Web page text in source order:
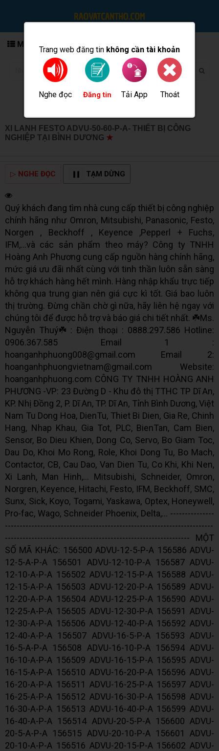
Trang web đăng tin không cần tài khoản
Nghe đọc Đăng tin Tải App Thoát
MENU
XI LANH FESTO ADVU-50-60-P-A- THIẾT BỊ CÔNG
NGHIỆP TẠI BÌNH DƯƠNG ★
▷ NGHE ĐỌC TẠM DỪNG
Quý khách đang tìm nhà cung cấp thiết bị công nghiệp
chính hãng như Omron, Mitsubishi, Panasonic, Festo,
Norgen , Beckhoff , Keyence ,Pepperl + Fuchs,
IFM,...và các sản phẩm theo máy? Công ty TNHH
Hoàng Anh Phương cung cấp nguồn hàng chính hãng,
mức giá ưu đãi nhất cùng với tinh thần luôn sẵn sàng
hỗ trợ khách hàng hết mình. Hàng nhập khẩu trực tiếp
không qua trung gian nên giá cực kì tốt. Giá bao luôn
thị trường. Đừng chần chờ gì nữa, hãy liên hệ ngay với
chúng tôi để được hỗ trợ và báo giá chi tiết nhất. ☘️Ms.
Nguyễn Thuý☘️ : Điện thoại : 0888.297.586 Hotline:
0906.367.585 Email 1 :
hoanganhphuong008@gmail.com Email 2:
hoanganhphuongvietnam@gmail.com Website:
hoanganhphuong.com CÔNG TY TNHH HOÀNG ANH
PHƯƠNG -VP: 23 Đường D - Khu đô thị TTHC TP Dĩ An,
KP. Nhị Đồng 2, P. Dĩ An, TP. Dĩ An, Tỉnh Bình Dương, Việt
Nam Tu Dong Hoa, DienTu, Thiet Bi Dien, Gia Re, Chinh
Hang, Nhap Khau, Gia Tot, PLC, BienTan, Cam Bien,
Sensor, Bo Dieu Khien, Dong Co, Servo, Bo Giam Toc,
Dau Do, Khoi Mo Rong, Role, Khoi Dong Tu, Bo Mach,
Contactor, CB, Cau Dao, Van Dien Tu, Co Khi, Khi Nen,
Xi Lanh, Man Hinh,... Mitsubishi, Schneider, Omron,
Norgren, Keyence, Hitachi, Festo, IFM, Beckhoff, SMC,
Sunx, Sick, Koyo, Togami, Yaskawa, Optex, Honeywell,
Pro-fac, Wago, Schneider Phoenix, Delta,... ---------------
-----------------------------------------------------------------------
--------------------------------------------------------------- MỘT
SỐ MÃ KHÁC: 156500 ADVU-12-5-P-A 156586 ADVU-
12-5-A-P-A 156501 ADVU-12-10-P-A 156587 ADVU-
12-10-A-P-A 156502 ADVU-12-15-P-A 156588 ADVU-
12-15-A-P-A 156503 ADVU-12-20-P-A 156589 ADVU-
12-20-A-P-A 156504 ADVU-12-25-P-A 156590 ADVU-
12-25-A-P-A 156505 ADVU-12-30-P-A 156591 ADVU-
12-30-A-P-A 156506 ADVU-12-40-P-A 156592 ADVU-
12-40-A-P-A 156507 ADVU-16-5-P-A 156593 ADVU-
16-5-A-P-A 156508 ADVU-16-10-P-A 156594 ADVU-
16-10-A-P-A 156509 ADVU-16-15-P-A 156595 ADVU-
16-15-A-P-A 156510 ADVU-16-20-P-A 156596 ADVU-
16-20-A-P-A 156511 ADVU-16-25-P-A 156597 ADVU-
16-25-A-P-A 156512 ADVU-16-30-P-A 156598 ADVU-
16-30-A-P-A 156513 ADVU-16-40-P-A 156599 ADVU-
16-40-A-P-A 156514 ADVU-20-5-P-A 156600 ADVU-
20-5-A-P-A 156515 ADVU-20-10-P-A 156601 ADVU-
20-10-A-P-A 156516 ADVU-20-15-P-A 156602 ADVU-